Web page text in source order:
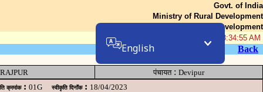
Govt. of India
Ministry of Rural Development
Department of Rural Development
07-Aug-2026 08:34:55 AM
Back
पंचायत: Devipur
क्रमांक : 01G स्वीकृति दिनॉंक : 18/04/2023
English